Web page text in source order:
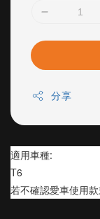
分享
適用車種:
T6
若不確認愛車使用